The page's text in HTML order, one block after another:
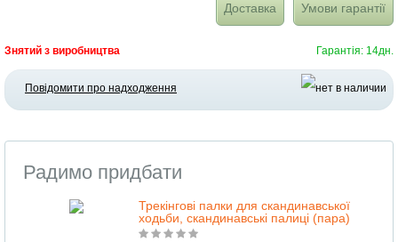
Доставка Умови гарантії
Знятий з виробництва Гарантія: 14дн.
Повідомити про надходження
Радимо придбати
Трекінгові палки для скандинавської
ходьби, скандинавські палиці (пара)